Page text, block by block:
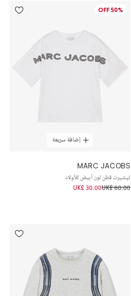
50% OFF
إضافة سريعة
MARC JACOBS
تيشيرت قطن لون أبيض للأولاد
UK£ 60.00
UK£ 30.00